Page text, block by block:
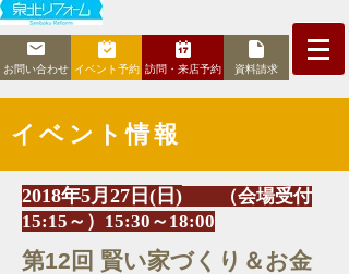
お問い合わせ イベント予約 訪問・来店予約 資料請求
イベント情報
2018年5月27 日(日) （会場受付
15:15～）15:30～18:00
第12回 賢い家づくり＆お金